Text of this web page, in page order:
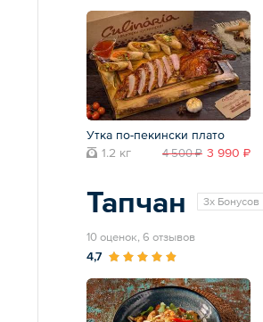
Утка по-пекински плато
1.2 кг
4 500 ₽ 3 990 ₽
Тапчан 3x Бонусов
10 оценок, 6 отзывов
4,7